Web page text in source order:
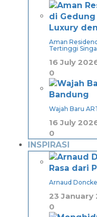
Aman
Tertinggi
16 July
0
Wajah Baru
16 July
0
INSPIRASI
Arnaud
23 January
0